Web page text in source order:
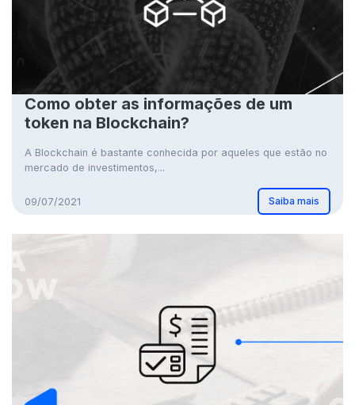
Como obter as informações de um
token na Blockchain?
A Blockchain é bastante conhecida por aqueles que estão no
mercado de investimentos,...
09/07/2021 Saiba mais